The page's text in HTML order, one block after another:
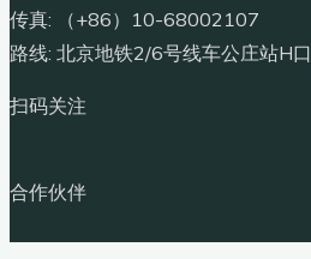
传真: （+86）10-68002107
路线: 北京地铁2/6号线车公庄站H口
扫码关注
合作伙伴